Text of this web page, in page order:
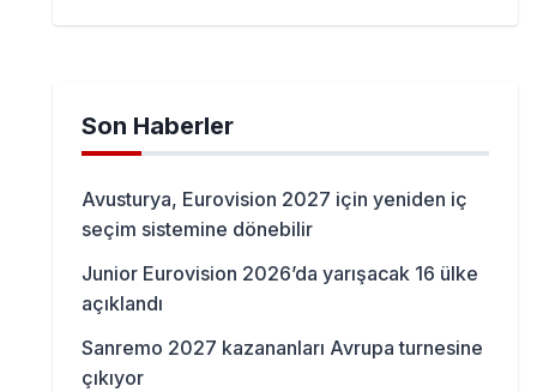
Son Haberler
Avusturya, Eurovision 2027 için yeniden iç
seçim sistemine dönebilir
Junior Eurovision 2026’da yarışacak 16 ülke
açıklandı
Sanremo 2027 kazananları Avrupa turnesine
çıkıyor